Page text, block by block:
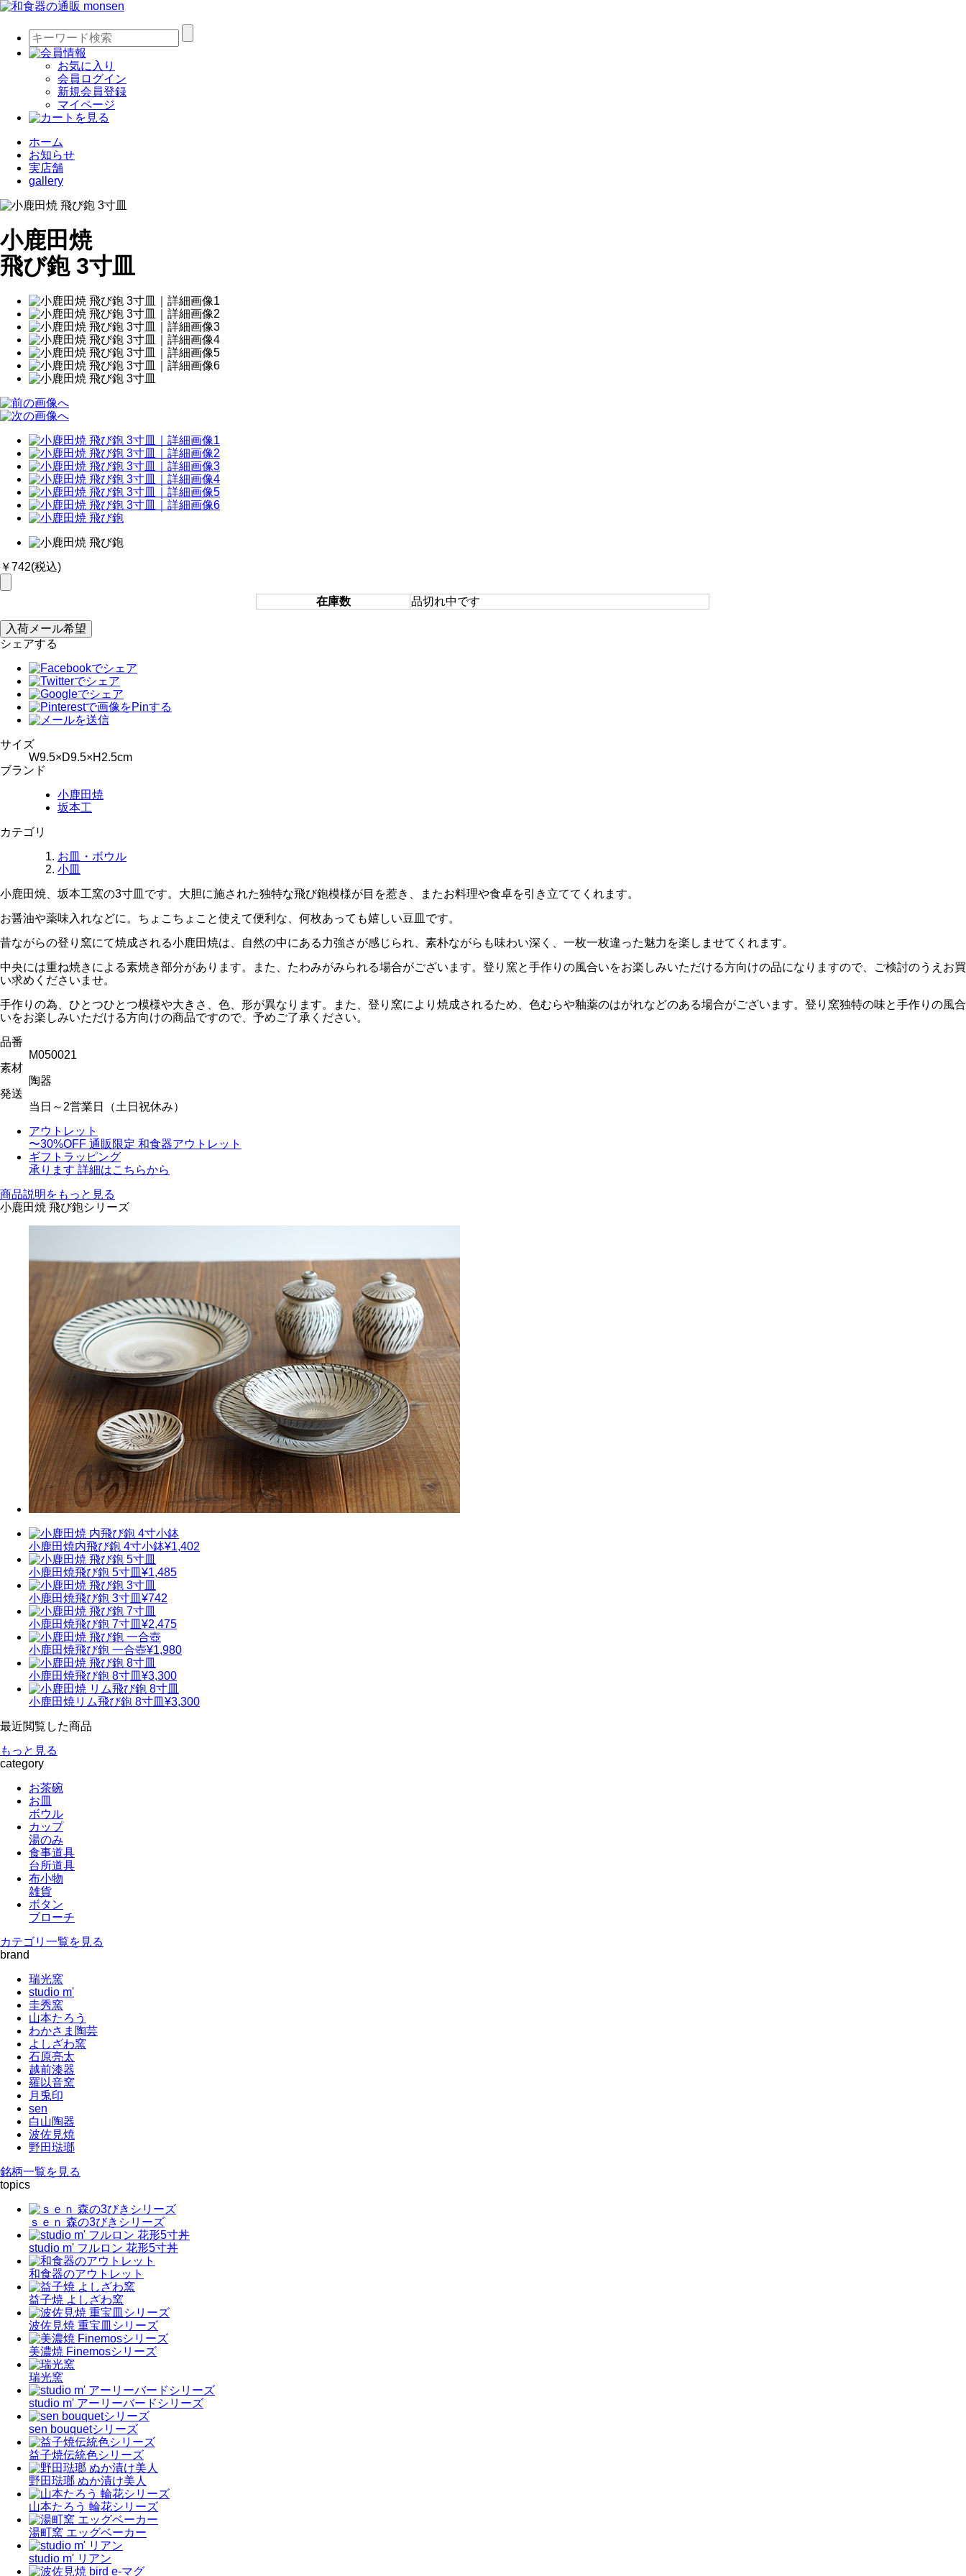
お気に入り
会員ログイン
新規会員登録
マイページ
ホーム
お知らせ
実店舗
gallery
小鹿田焼
飛び鉋 3寸皿
￥742(税込)
在庫数 品切れ中です
シェアする
サイズ
W9.5×D9.5×H2.5cm
ブランド
小鹿田焼
坂本工
カテゴリ
お皿・ボウル
小皿
小鹿田焼、坂本工窯の3寸皿です。大胆に施された独特な飛び鉋模様が目を惹き、またお料理や食卓を引き立ててくれます。
お醤油や薬味入れなどに。ちょこちょこと使えて便利な、何枚あっても嬉しい豆皿です。
昔ながらの登り窯にて焼成される小鹿田焼は、自然の中にある力強さが感じられ、素朴ながらも味わい深く、一枚一枚違った魅力を楽しませてくれます。
中央には重ね焼きによる素焼き部分があります。また、たわみがみられる場合がございます。登り窯と手作りの風合いをお楽しみいただける方向けの品になりますので、ご検討のうえお買
い求めくださいませ。
手作りの為、ひとつひとつ模様や大きさ、色、形が異なります。また、登り窯により焼成されるため、色むらや釉薬のはがれなどのある場合がございます。登り窯独特の味と手作りの風合
いをお楽しみいただける方向けの商品ですので、予めご了承ください。
品番
M050021
素材
陶器
発送
当日～2営業日（土日祝休み）
アウトレット
〜30%OFF 通販限定 和食器アウトレット
ギフトラッピング
承ります 詳細はこちらから
商品説明をもっと見る
小鹿田焼 飛び鉋シリーズ
小鹿田焼内飛び鉋 4寸小鉢¥1,402
小鹿田焼飛び鉋 5寸皿 ¥1,485
小鹿田焼飛び鉋 3寸皿 ¥742
小鹿田焼飛び鉋 7寸皿 ¥2,475
小鹿田焼飛び鉋 一合壺¥1,980
小鹿田焼飛び鉋 8寸皿 ¥3,300
小鹿田焼リム飛び鉋 8寸皿 ¥3,300
最近閲覧した商品
もっと見る
category
お茶碗
お皿
ボウル
カップ
湯のみ
食事道具
台所道具
布小物
雑貨
ボタン
ブローチ
カテゴリ一覧を見る
brand
瑞光窯
studio m'
圭秀窯
山本たろう
わかさま陶芸
よしざわ窯
石原亮太
越前漆器
羅以音窯
月兎印
sen
白山陶器
波佐見焼
野田琺瑯
銘柄一覧を見る
topics
ｓｅｎ 森の3びきシリーズ
studio m' フルロン 花形5寸丼
和食器のアウトレット
益子焼 よしざわ窯
波佐見焼 重宝皿シリーズ
美濃焼 Finemosシリーズ
瑞光窯
studio m' アーリーバードシリーズ
sen bouquetシリーズ
益子焼伝統色シリーズ
野田琺瑯 ぬか漬け美人
山本たろう 輪花シリーズ
湯町窯 エッグベーカー
studio m' リアン